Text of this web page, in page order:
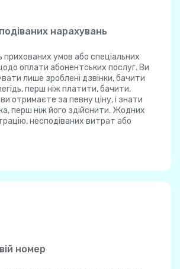
нарахувань
прихованих умов або спеціальних
оплати абонентських послуг. Ви
лише зроблені дзвінки, бачити
перш ніж платити, бачити,
отримаєте за певну ціну, і знати
перш ніж його здійснити. Жодних
несподіваних витрат або
номер